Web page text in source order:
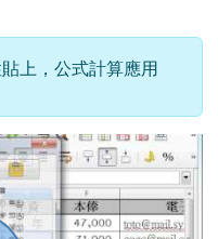
上，公式計算應用